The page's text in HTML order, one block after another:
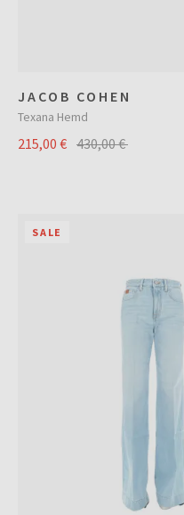
JACOB COHEN
Texana Hemd
215,00 € 430,00 €
SALE